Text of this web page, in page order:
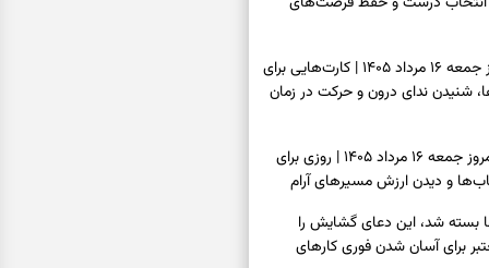
فال تاروت امروز جمعه ۱۶ مرداد ۱۴۰۵ | کارت‌هایی برای
شنیدن ندای درون و حرکت در زمان
فال سرنوشت امروز جمعه ۱۶ مرداد ۱۴۰۵ | روزی برای
و دیدن ارزش مسیرهای آرام
بسته شد، این دعای گشایش را
برای آسان شدن فوری کارهای